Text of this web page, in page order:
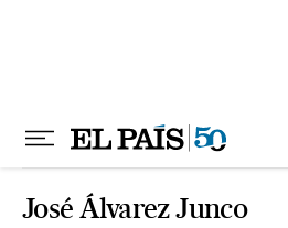
José Álvarez Junco